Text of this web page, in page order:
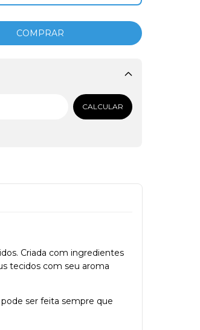
Alterar CEP
CALCULAR
Criada com ingredientes
tecidos com seu aroma
ser feita sempre que